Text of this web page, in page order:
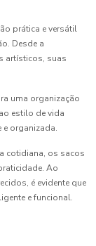
prática e versátil
Desde a
artísticos, suas
uma organização
estilo de vida
organizada.
cotidiana, os sacos
Ao
é evidente que
e funcional.